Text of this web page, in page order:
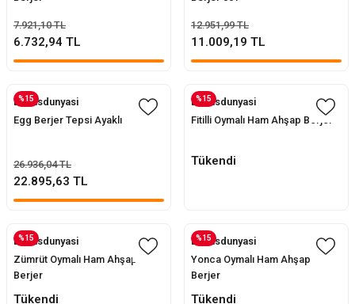
7.921,10 TL
6.732,94 TL
12.951,99 TL
11.009,19 TL
%15
Evofisdunyasi
Egg Berjer Tepsi Ayaklı
26.936,04 TL
22.895,63 TL
%15
Evofisdunyasi
Fitilli Oymalı Ham Ahşap Berjer
Tükendi
%15
Evofisdunyasi
Zümrüt Oymalı Ham Ahşap
Berjer
Tükendi
%15
Evofisdunyasi
Yonca Oymalı Ham Ahşap
Berjer
Tükendi